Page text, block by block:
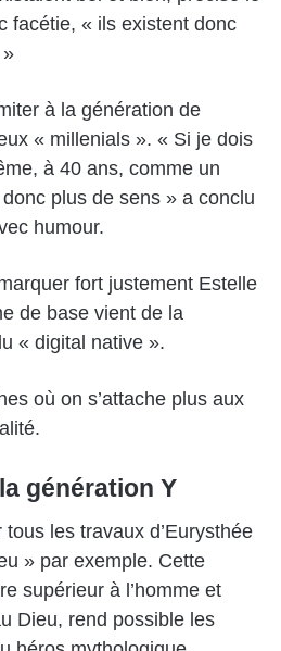
facétie, « ils existent donc
à la génération de
« millenials ». « Si je dois
à 40 ans, comme un
donc plus de sens » a conclu
humour.
fort justement Estelle
de base vient de la
« digital native ».
où on s’attache plus aux
génération Y
les travaux d’Eurysthée
» par exemple. Cette
supérieur à l’homme et
Dieu, rend possible les